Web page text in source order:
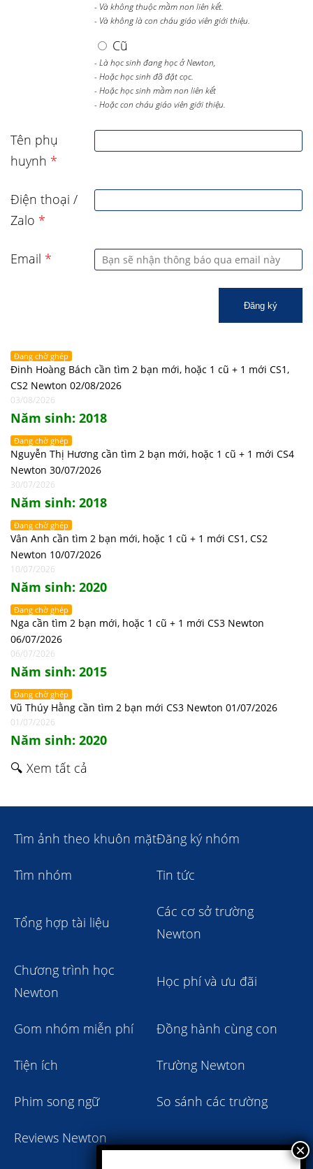
- Và không thuộc mầm non liên kết.
- Và không là con cháu giáo viên giới thiệu.
Cũ
- Là học sinh đang học ở Newton,
- Hoặc học sinh đã đặt cọc.
- Hoặc học sinh mầm non liên kết
- Hoặc con cháu giáo viên giới thiệu.
Tên phụ
huynh *
Điện thoại /
Zalo *
Email *
Đăng ký
Đang chờ ghép
Đinh Hoàng Bách cần tìm 2 bạn mới, hoặc 1 cũ + 1 mới CS1,
CS2 Newton 02/08/2026
03/08/2026
Năm sinh: 2018
Đang chờ ghép
Nguyễn Thị Hương cần tìm 2 bạn mới, hoặc 1 cũ + 1 mới CS4
Newton 30/07/2026
30/07/2026
Năm sinh: 2018
Đang chờ ghép
Vân Anh cần tìm 2 bạn mới, hoặc 1 cũ + 1 mới CS1, CS2
Newton 10/07/2026
10/07/2026
Năm sinh: 2020
Đang chờ ghép
Nga cần tìm 2 bạn mới, hoặc 1 cũ + 1 mới CS3 Newton
06/07/2026
06/07/2026
Năm sinh: 2015
Đang chờ ghép
Vũ Thúy Hằng cần tìm 2 bạn mới CS3 Newton 01/07/2026
01/07/2026
Năm sinh: 2020
🔍 Xem tất cả
Tìm ảnh theo khuôn mặtĐăng ký nhóm
Tìm nhóm Tin tức
Tổng hợp tài liệu
Các cơ sở trường
Newton
Chương trình học
Newton
Học phí và ưu đãi
Gom nhóm miễn phí Đồng hành cùng con
Tiện ích Trường Newton
Phim song ngữ So sánh các trường
Reviews Newton